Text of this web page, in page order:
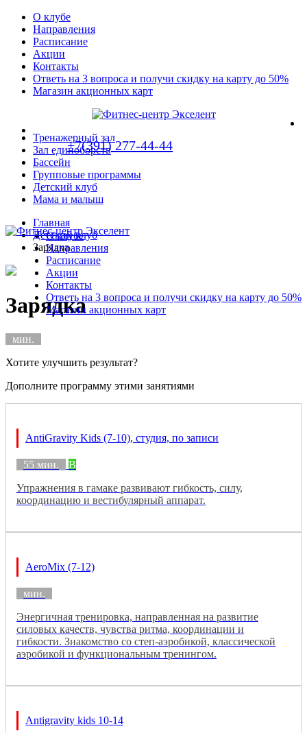
О клубе
Направления
Расписание
Акции
Контакты
Ответь на 3 вопроса и получи скидку на карту до 50%
Магазин акционных карт
+7(391) 277-44-44
Тренажерный зал
Зал единоборств
Бассейн
Групповые программы
Детский клуб
Мама и малыш
О клубе
Направления
Расписание
Акции
Контакты
Ответь на 3 вопроса и получи скидку на карту до 50%
Магазин акционных карт
Главная
Детский клуб
Зарядка
Зарядка
мин.
Хотите улучшить результат?
Дополните программу этими занятиями
AntiGravity Kids (7-10), студия, по записи
55 мин.
B
Упражнения в гамаке развивают гибкость, силу,
координацию и вестибулярный аппарат.
AeroMix (7-12)
мин.
Энергичная тренировка, направленная на развитие
силовых качеств, чувства ритма, координации и
гибкости. Знакомство со степ-аэробикой, классической
аэробикой и функциональным тренингом.
Antigravity kids 10-14